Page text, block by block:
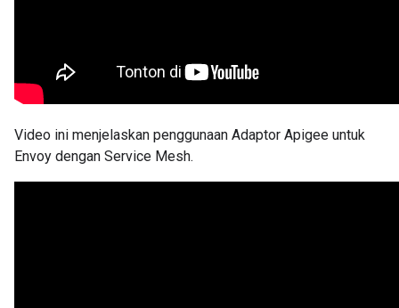
Video ini menjelaskan penggunaan Adaptor Apigee untuk
Envoy dengan Service Mesh.